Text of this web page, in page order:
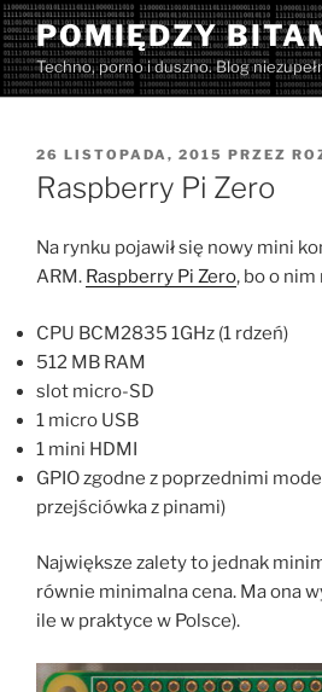
Przejdź
do
treści
POMIĘDZY
Techno, porno i duszno. Blog
OPUBLIKOWANE
W
26 LISTOPADA, 2015 PRZEZ
Raspberry Pi Zero
Na rynku pojawił się nowy mini
ARM. Raspberry Pi Zero, bo o nim
CPU BCM2835 1GHz (1 rdzeń)
512 MB RAM
slot micro-SD
1 micro USB
1 mini HDMI
GPIO zgodne z poprzednimi
przejściówka z pinami)
Największe zalety to jednak
równie minimalna cena. Ma ona
ile w praktyce w Polsce).